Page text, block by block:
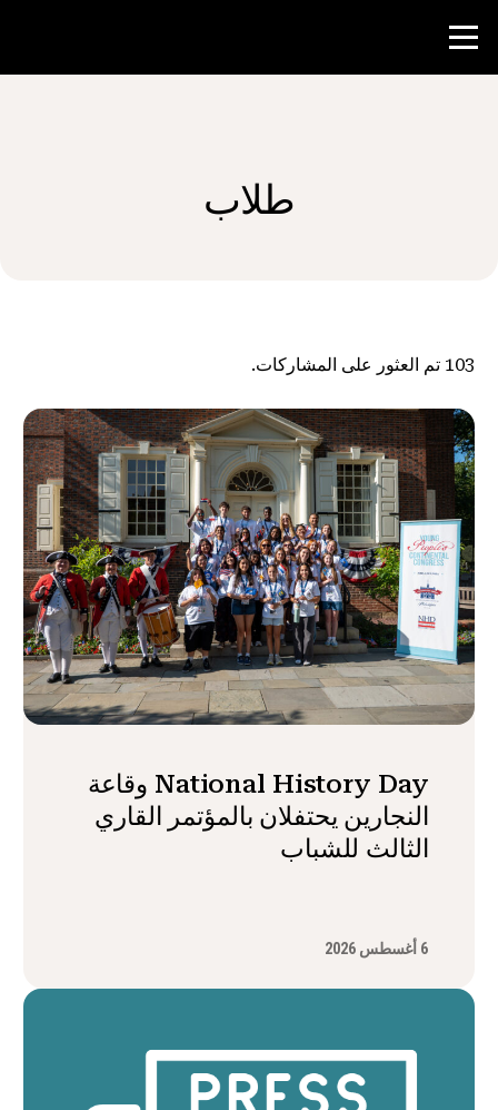
موارد المعلم
شارك
طلاب
103 تم العثور على المشاركات.
National History Day وقاعة
النجارين يحتفلان بالمؤتمر القاري
الثالث للشباب
6 أغسطس 2026